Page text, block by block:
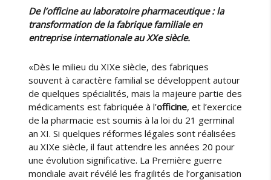
H
P
e
t
u
G
r
o
u
p
e
d
’
De l’officine au laboratoire pharmaceutique : la
transformation de la fabrique familiale en
entreprise internationale au XXe siècle.
«Dès le milieu du XIXe siècle, des fabriques
souvent à caractère familial se développent autour
de quelques spécialités, mais la majeure partie des
médicaments est fabriquée à l’officine, et l’exercice
de la pharmacie est soumis à la loi du 21 germinal
an XI. Si quelques réformes légales sont réalisées
au XIXe siècle, il faut attendre les années 20 pour
une évolution significative. La Première guerre
mondiale avait révélé les fragilités de l’organisation